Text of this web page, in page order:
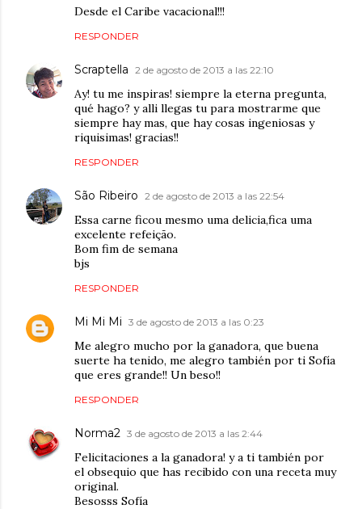
Desde el Caribe vacacional!!!
RESPONDER
Scraptella 2 de agosto de 2013 a las 22:10
Ay! tu me inspiras! siempre la eterna pregunta,
qué hago? y alli llegas tu para mostrarme que
siempre hay mas, que hay cosas ingeniosas y
riquisimas! gracias!!
RESPONDER
São Ribeiro 2 de agosto de 2013 a las 22:54
Essa carne ficou mesmo uma delicia,fica uma
excelente refeição.
Bom fim de semana
bjs
RESPONDER
Mi Mi Mi 3 de agosto de 2013 a las 0:23
Me alegro mucho por la ganadora, que buena
suerte ha tenido, me alegro también por ti Sofía
que eres grande!! Un beso!!
RESPONDER
Norma2 3 de agosto de 2013 a las 2:44
Felicitaciones a la ganadora! y a ti también por
el obsequio que has recibido con una receta muy
original.
Besosss Sofía